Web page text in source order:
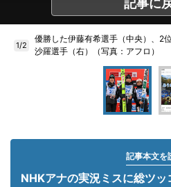
記事に
1/2
優勝した伊藤有希選手（中央）、2
沙羅選手（右）（写真：アフロ）
記事本文を
NHKアナの実況ミスに総ツ